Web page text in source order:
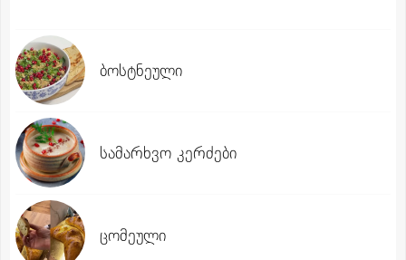
ბოსტნეული
სამარხვო კერძები
ცომეული